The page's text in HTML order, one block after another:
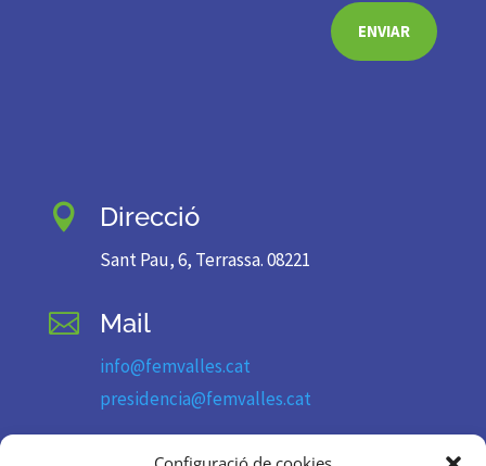
ENVIAR
 Direcció
Sant Pau, 6, Terrassa. 08221
 Mail
info@femvalles.cat
presidencia@femvalles.cat